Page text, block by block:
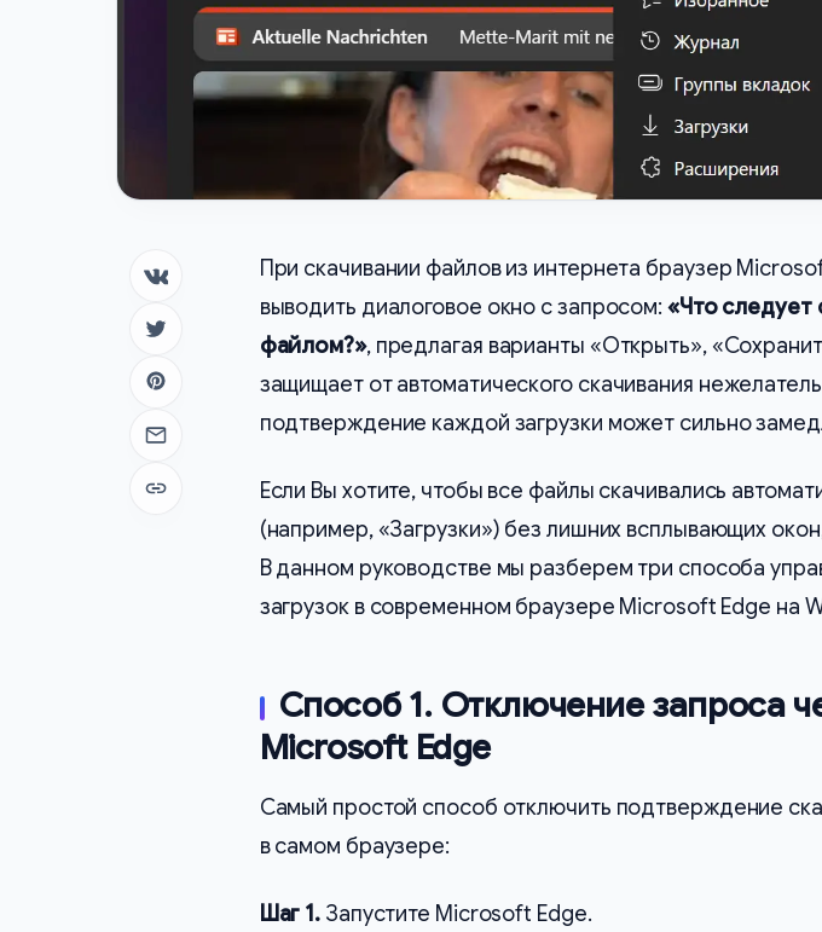
Поделиться в ВК
Поделиться в Twitter
Поделиться в Pinterest
Отправить на почту
Копировать ссылку
При скачивании файлов из интернета браузер
выводить диалоговое окно с запросом: «Что следует
файлом?», предлагая варианты «Открыть»,
защищает от автоматического скачивания
подтверждение каждой загрузки может сильно
Если Вы хотите, чтобы все файлы скачивались
(например, «Загрузки») без лишних всплывающих
В данном руководстве мы разберем три способа
загрузок в современном браузере Microsoft Edge на
Способ 1. Отключение запроса
Microsoft Edge
Самый простой способ отключить подтверждение
в самом браузере:
Шаг 1. Запустите Microsoft Edge.